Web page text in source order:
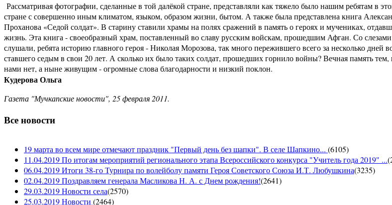
Рассматривая фотографии, сделанные в той далёкой стране, представляли как тяжело было нашим ребятам в
стране с совершенно иным климатом, языком, образом жизни, бытом. А также была представлена книга
Проханова «Седой солдат». В старину ставили храмы на полях сражений в память о героях и мучениках,
жизнь. Эта книга - своеобразный храм, поставленный во славу русским войскам, прошедшим Афган. Со слезами
слушали, ребята историю главного героя - Николая Морозова, так много пережившего всего за несколько дней
ставшего седым в свои 20 лет. А сколько их было таких солдат, прошедших горнило войны? Вечная память тем,
нами нет, а ныне живущим - огромные слова благодарности и низкий поклон.
Кудерова Ольга
Газета "Мучкапские новости", 25 февраля 2011.
Все новости
19 марта во всем мире отмечают праздник "Первый день без шапки". В селе Шапкино... (6105)
11.04.2019 По итогам мероприятий регионального этапа Всероссийского конкурса "Учитель года 2019" ...(
06.04.2019 Итоги 38-го Турнира по волейболу памяти Героя Советского Союза И.Т. Любушкина(3235)
02.04.2019 Поздравляем генерала Масликова Н. А. с Днем рождения!(2641)
29.03.2019 Новости села(2570)
25.03.2019 Новости (2464)